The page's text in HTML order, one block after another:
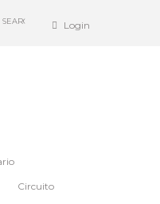
Login
Circuito